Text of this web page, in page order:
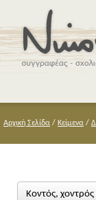
Αρχική Σελίδα / Κείμενα /
Κοντός,